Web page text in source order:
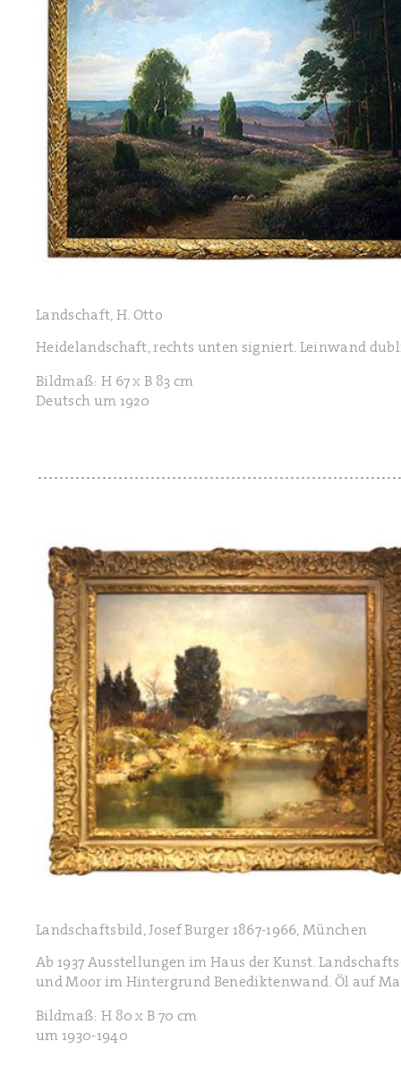
Landschaft, H. Otto
Heidelandschaft, rechts unten signiert. Leinwand
Bildmaß: H 67 x B 83 cm
Deutsch um 1920
Landschaftsbild, Josef Burger 1867-1966, München
Ab 1937 Ausstellungen im Haus der Kunst.
und Moor im Hintergrund Benediktenwand. Öl auf
Bildmaß: H 80 x B 70 cm
um 1930-1940